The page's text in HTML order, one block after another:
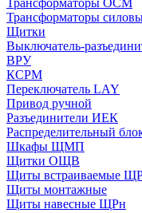
Трансформаторы ОСМ
Трансформаторы
Щитки
Выключатель-
ВРУ
КСРМ
Переключатель LAY
Привод ручной
Разъединители ИЕК
Распределительный
Шкафы ЩМП
Щитки ОЩВ
Щиты встраиваемые
Щиты монтажные
Щиты навесные ЩРн